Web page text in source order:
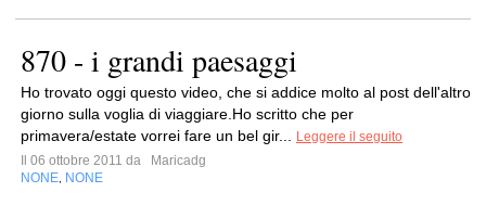
870 - i grandi paesaggi
Ho trovato oggi questo video, che si addice molto al post dell'altro
giorno sulla voglia di viaggiare.Ho scritto che per
primavera/estate vorrei fare un bel gir...
Leggere il seguito
Il 06 ottobre 2011 da
Maricadg
NONE NONE